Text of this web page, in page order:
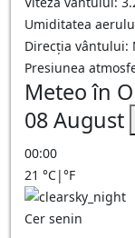
Umiditatea
Direcția vântului:
Presiunea
Meteo în
08 August
00:00
21 °C|°F
Cer senin